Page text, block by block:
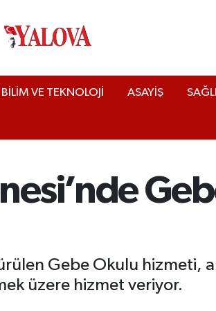
BİLİM VE TEKNOLOJİ ASAYİŞ
Gebe Okulu hizmeti,
üzere hizmet veriyor.